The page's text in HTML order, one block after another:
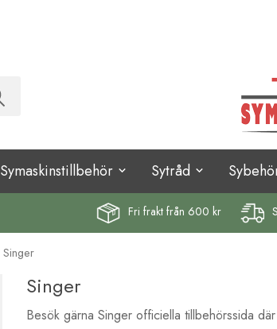
Symaskinstillbehör Sytråd
Fri fraktfrån 600 kr
Singer
Singer
Besök gärna Singer officiella tillbehörssida